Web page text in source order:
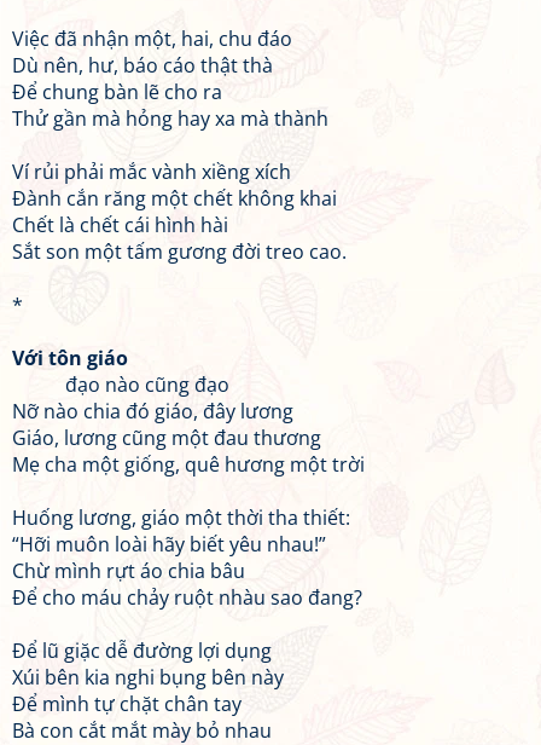
Việc đã nhận một, hai, chu đáo
Dù nên, hư, báo cáo thật thà
Để chung bàn lẽ cho ra
Thử gần mà hỏng hay xa mà thành
Ví rủi phải mắc vành xiềng xích
Đành cắn răng một chết không khai
Chết là chết cái hình hài
Sắt son một tấm gương đời treo cao.
*
Với tôn giáo
đạo nào cũng đạo
Nỡ nào chia đó giáo, đây lương
Giáo, lương cũng một đau thương
Mẹ cha một giống, quê hương một trời
Huống lương, giáo một thời tha thiết:
“Hỡi muôn loài hãy biết yêu nhau!”
Chừ mình rựt áo chia bâu
Để cho máu chảy ruột nhàu sao đang?
Để lũ giặc dễ đường lợi dụng
Xúi bên kia nghi bụng bên này
Để mình tự chặt chân tay
Bà con cắt mắt mày bỏ nhau